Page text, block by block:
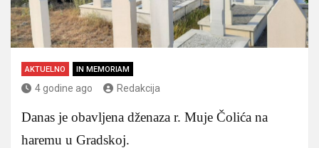
AKTUELNO IN MEMORIAM
4 godine ago Redakcija
Danas je obavljena dženaza r. Muje Čolića na
haremu u Gradskoj.